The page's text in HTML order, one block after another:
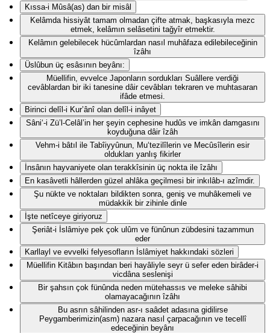
Kıssa-i Mûsâ(as) dan bir misâl
Kelâmda hissiyât tamam olmadan çifte atmak, başkasıyla mezc
etmek, kelâmın selâsetini tağyîr etmektir.
Kelâmın gelebilecek hücûmlardan nasıl muhâfaza edilebileceğinin
îzâhı
Üslûbun üç esâsının beyânı:
Müellifin, evvelce Japonların sordukları Suâllere verdiği
cevâblardan bir iki tanesine dâir cevâbları tekraren ve muhtasaran
ifâde etmesi.
Birinci delîl-i Kur’ânî olan delîl-i inâyet
Sâni‘-i Zü’l-Celâl’in her şeyin cephesine hudûs ve imkân damgasını
koyduğuna dâir îzâh
Vehm-i bâtıl ile Tabîiyyûnun, Mu‘tezilîlerin ve Mecûsîlerin esir
oldukları yanlış fikirler
İnsânın hayvaniyete olan terakkîsinin üç nokta ile îzâhı
En kasâvetli hâllerden güzel ahlâka geçilmesi bir inkılâb-ı azîmdir.
Şu nükte ve noktaları bildikten sonra, geniş ve muhâkemeli ve
müdakkik bir zihinle dinle
İşte netîceye giriyoruz
Şeriât-i İslâmiye pek çok ulûm ve fünûnun zübdesini tazammun
eder
Karllayl ve evvelki felyesofların İslâmiyet hakkındaki sözleri
Müellifin Kitâbın başından beri hayâliyle seyr ü sefer eden birâder-i
vicdâna seslenişi
Bir şahsın çok fünûnda neden mütehassıs ve meleke sâhibi
olamayacağının îzâhı
Bu asrın sâhilinden asr-ı saâdet adasına gidilirse
Peygamberimizin(asm) nazara nasıl çarpacağının ve tecellî
edeceğinin beyânı